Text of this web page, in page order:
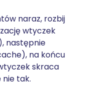
naraz, rozbij
wtyczek
następnie
na końcu
skraca
nie tak.